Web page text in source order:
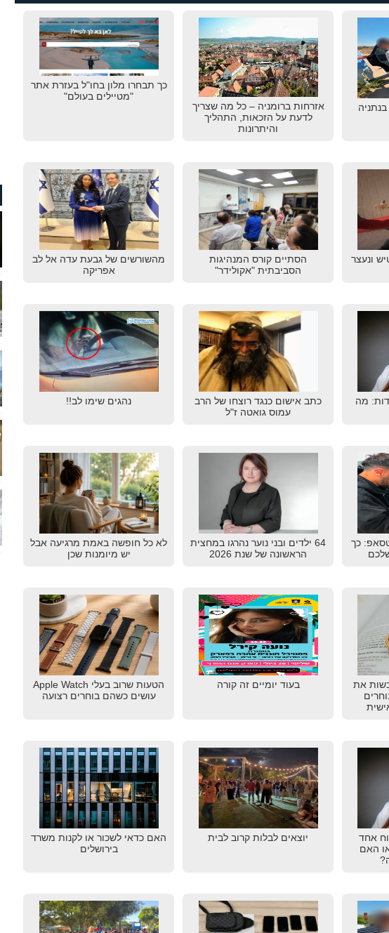
אזרחות ברומניה – כל מה שצריך
לדעת על הזכאות, התהליך
והיתרונות
כך תבחרו מלון בחו"ל בעזרת אתר
"מטיילים בעולם"
ונעצר
הסתיים קורס המנהיגות
הסביבתית "אקולידר"
מהשורשים של גבעת עדה אל לב
אפריקה
מה
כתב אישום כנגד רוצחו של הרב
עמוס גואטה ז"ל
נהגים שימו לב!!
כך
64 ילדים ובני נוער נהרגו במחצית
הראשונה של שנת 2026
לא כל חופשה באמת מרגיעה אבל
יש מיומנות שכן
את
בעוד יומיים זה קורה
הטעות שרוב בעלי Apple Watch
עושים כשהם בוחרים רצועה
אחד
האם
יוצאים לבלות קרוב לבית
האם כדאי לשכור או לקנות משרד
בירושלים